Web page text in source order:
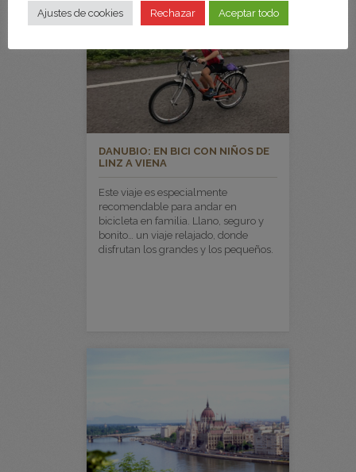
DANUBIO: EN BICI CON NIÑOS DE
LINZ A VIENA
Este viaje es especialmente
recomendable para andar en
bicicleta en familia. Llano, seguro y
bonito… un viaje relajado, donde
disfrutan los grandes y los pequeños.
Ajustes de cookies Rechazar Aceptar todo